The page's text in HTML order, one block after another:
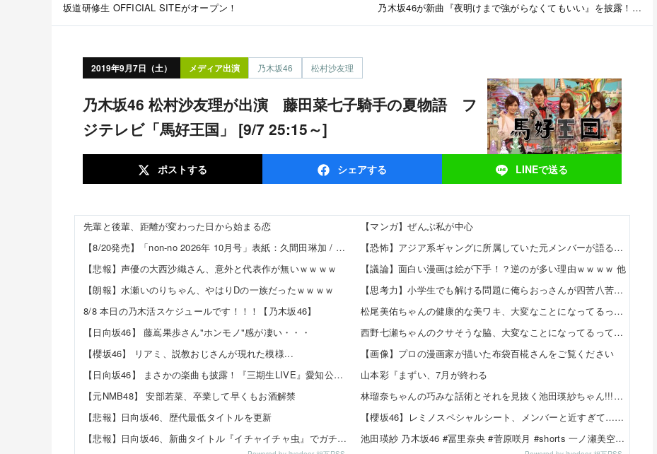
坂道研修生 OFFICIAL SITEがオープン！
乃木坂46が新曲『夜明けまで強がらなくてもいい』を披露！
2019年9月7日（土） メディア出演 乃木坂46 松村沙友理
乃木坂46 松村沙友理が出演 藤田菜七子騎手の夏物語 フ
ジテレビ「馬好王国」 [9/7 25:15～]
ポストする シェアする LINEで送る
先輩と後輩、距離が変わった日から始まる恋
【8/20発売】「non-no 2026年 10月号」表紙：久間田琳加 / Hearts2Hearts
【悲報】声優の大西沙織さん、意外と代表作が無いｗｗｗｗ
【朗報】水瀬いのりちゃん、やはりDの一族だったｗｗｗｗ
8/8 本日の乃木活スケジュールです！！！【乃木坂46】
【日向坂46】 藤嶌果歩さん"ホンモノ"感が凄い・・・
【櫻坂46】 リアミ、説教おじさんが現れた模様...
【日向坂46】 まさかの楽曲も披露！『三期生LIVE』愛知公演のレポがこちら
【元NMB48】 安部若菜、卒業して早くもお酒解禁
【悲報】日向坂46、歴代最低タイトルを更新
【悲報】日向坂46、新曲タイトル『イチャイチャ虫』でガチ終了
【マンガ】ぜんぶ私が中心
【恐怖】アジア系ギャングに所属していた元メンバーが語る、あの時のリアルすぎる体験談… 他
【議論】面白い漫画は絵が下手！？逆のが多い理由ｗｗｗｗ 他
【思考力】小学生でも解ける問題に俺らおっさんが四苦八苦ｗｗｗｗその答えは？ｗ 他
松尾美佑ちゃんの健康的な美ワキ、大変なことになってるって…
西野七瀬ちゃんのクサそうな脇、大変なことになってるって…
【画像】プロの漫画家が描いた布袋百椛さんをご覧ください
山本彩『まずい、7月が終わる
林瑠奈ちゃんの巧みな話術とそれを見抜く池田瑛紗ちゃん!!!【乃木坂46】
【櫻坂46】レミノスペシャルシート、メンバーと近すぎて…【全国ツアー2026】
池田瑛紗 乃木坂46 #冨里奈央 #菅原咲月 #shorts 一ノ瀬美空 五百城茉央 瀬戸口心月 奥の反応まとめ